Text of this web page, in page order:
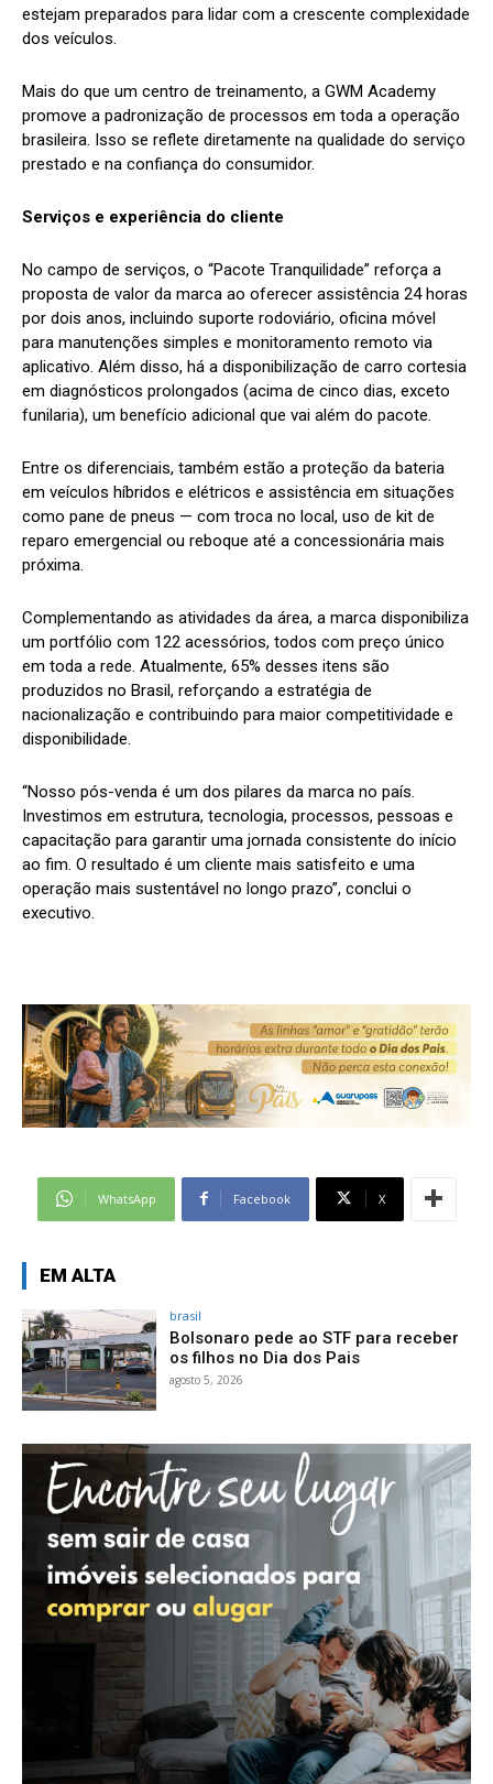
estejam preparados para lidar com a crescente complexidade
dos veículos.
Mais do que um centro de treinamento, a GWM Academy
promove a padronização de processos em toda a operação
brasileira. Isso se reflete diretamente na qualidade do serviço
prestado e na confiança do consumidor.
Serviços e experiência do cliente
No campo de serviços, o “Pacote Tranquilidade” reforça a
proposta de valor da marca ao oferecer assistência 24 horas
por dois anos, incluindo suporte rodoviário, oficina móvel
para manutenções simples e monitoramento remoto via
aplicativo. Além disso, há a disponibilização de carro cortesia
em diagnósticos prolongados (acima de cinco dias, exceto
funilaria), um benefício adicional que vai além do pacote.
Entre os diferenciais, também estão a proteção da bateria
em veículos híbridos e elétricos e assistência em situações
como pane de pneus — com troca no local, uso de kit de
reparo emergencial ou reboque até a concessionária mais
próxima.
Complementando as atividades da área, a marca disponibiliza
um portfólio com 122 acessórios, todos com preço único
em toda a rede. Atualmente, 65% desses itens são
produzidos no Brasil, reforçando a estratégia de
nacionalização e contribuindo para maior competitividade e
disponibilidade.
“Nosso pós-venda é um dos pilares da marca no país.
Investimos em estrutura, tecnologia, processos, pessoas e
capacitação para garantir uma jornada consistente do início
ao fim. O resultado é um cliente mais satisfeito e uma
operação mais sustentável no longo prazo”, conclui o
executivo.
WhatsApp Facebook X
EM ALTA
brasil
Bolsonaro pede ao STF para receber
os filhos no Dia dos Pais
agosto 5, 2026